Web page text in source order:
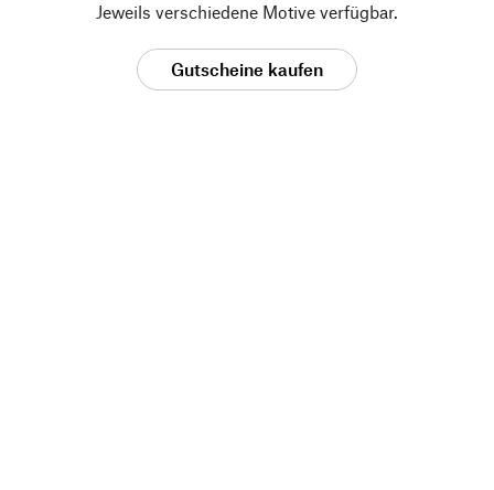
Jeweils verschiedene Motive verfügbar.
Gutscheine kaufen